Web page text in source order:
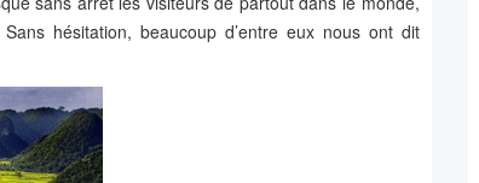
hésitation, beaucoup d’entre eux nous ont dit